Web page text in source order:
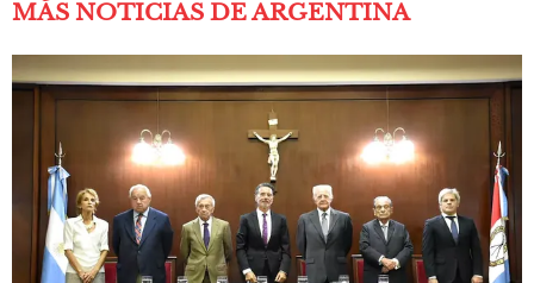
MÁS NOTICIAS DE ARGENTINA